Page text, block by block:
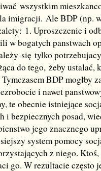
wszystkim
imigracji. Ale BDP (np.
1. Uproszczenie i
w bogatych panstwach
się tylko
do tego, żeby ustalać,
BDP mogłby
i nawet
te obecnie istniejące
i bezpiecznych posad,
jego znacznego
system pomocy
z niego.
go. W rezultacie często